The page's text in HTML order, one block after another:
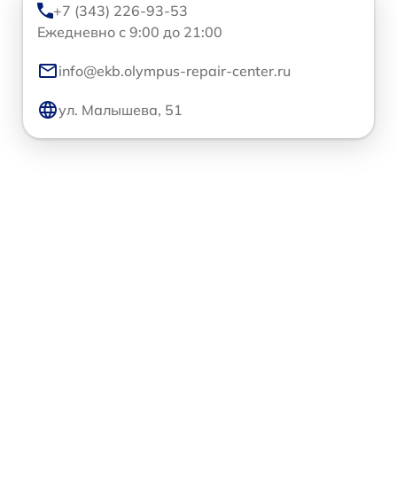
+7 (343) 226-93-53
Ежедневно с 9:00 до 21:00
info@ekb.olympus-repair-center.ru
ул. Малышева, 51